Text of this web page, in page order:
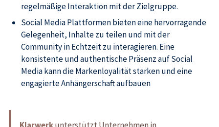
regelmäßige Interaktion mit der Zielgruppe.
Social Media Plattformen bieten eine hervorragende
Gelegenheit, Inhalte zu teilen und mit der
Community in Echtzeit zu interagieren. Eine
konsistente und authentische Präsenz auf Social
Media kann die Markenloyalität stärken und eine
engagierte Anhängerschaft aufbauen